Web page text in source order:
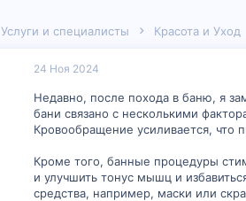
Услуги и специалисты Красота и Уход
24 Ноя 2024
Недавно, после похода в баню, я
бани связано с несколькими
Кровообращение усиливается, что
Кроме того, банные процедуры
и улучшить тонус мышц и
средства, например, маски или